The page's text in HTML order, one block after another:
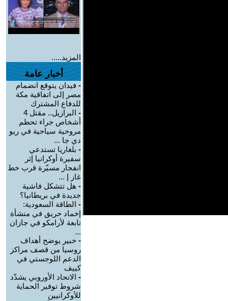
المزيد.....
أخبار عامة
- فيدان يتوقع انضمام
مصر إلى اتفاقية مكة
للدفاع المشترك
-
البرازيل.. مقتل 4
أشخاص جراء تحطم
مروحية سياحية في ريو
دي جا ...
- بلغاريا تستدعي
سفيرة أوكرانيا إثر
انفجار مسيّرة قرب خط
غاز إ ...
- هل تتشكل فاشية
جديدة في بريطانيا؟
- الطاقة السعودية:
إخماد حريق في منشأة
تابعة لأرامكو في جازان
...
- خبير يوضح أهداف
روسيا من قصف مراكز
الدعم اللوجستي في
كييف
- الاتحاد الأوروبي يشدّد
شروط توفير الحماية
للأوكرانيين